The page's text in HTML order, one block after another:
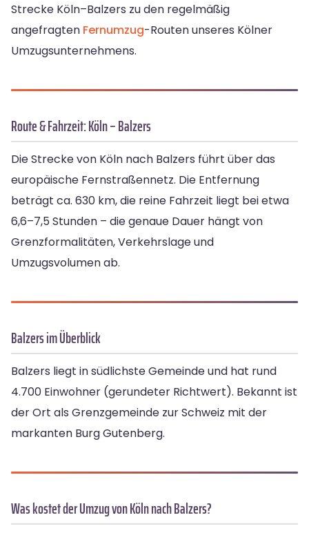
Strecke Köln–Balzers zu den regelmäßig
angefragten Fernumzug-Routen unseres Kölner
Umzugsunternehmens.
Route & Fahrzeit: Köln – Balzers
Die Strecke von Köln nach Balzers führt über das
europäische Fernstraßennetz. Die Entfernung
beträgt ca. 630 km, die reine Fahrzeit liegt bei etwa
6,6–7,5 Stunden – die genaue Dauer hängt von
Grenzformalitäten, Verkehrslage und
Umzugsvolumen ab.
Balzers im Überblick
Balzers liegt in südlichste Gemeinde und hat rund
4.700 Einwohner (gerundeter Richtwert). Bekannt ist
der Ort als Grenzgemeinde zur Schweiz mit der
markanten Burg Gutenberg.
Was kostet der Umzug von Köln nach Balzers?